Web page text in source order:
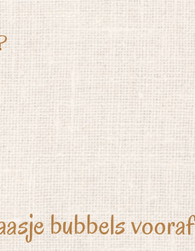
bubbels vooraf